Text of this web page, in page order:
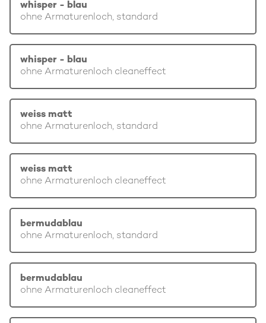
whisper - blau
ohne Armaturenloch, standard
whisper - blau
ohne Armaturenloch cleaneffect
weiss matt
ohne Armaturenloch, standard
weiss matt
ohne Armaturenloch cleaneffect
bermudablau
ohne Armaturenloch, standard
bermudablau
ohne Armaturenloch cleaneffect